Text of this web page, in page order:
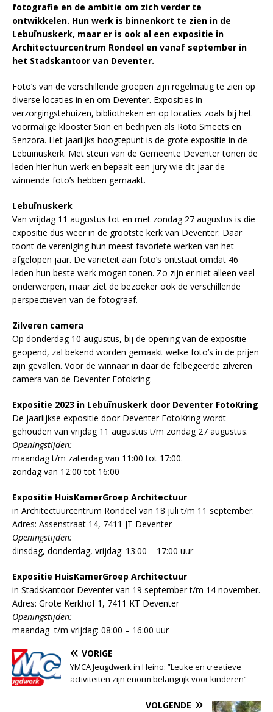
fotografie en de ambitie om zich verder te
ontwikkelen. Hun werk is binnenkort te zien in de
Lebuïnuskerk, maar er is ook al een expositie in
Architectuurcentrum Rondeel en vanaf september in
het Stadskantoor van Deventer.
Foto’s van de verschillende groepen zijn regelmatig te zien op
diverse locaties in en om Deventer. Exposities in
verzorgingstehuizen, bibliotheken en op locaties zoals bij het
voormalige klooster Sion en bedrijven als Roto Smeets en
Senzora. Het jaarlijks hoogtepunt is de grote expositie in de
Lebuinuskerk. Met steun van de Gemeente Deventer tonen de
leden hier hun werk en bepaalt een jury wie dit jaar de
winnende foto’s hebben gemaakt.
Lebuïnuskerk
Van vrijdag 11 augustus tot en met zondag 27 augustus is die
expositie dus weer in de grootste kerk van Deventer. Daar
toont de vereniging hun meest favoriete werken van het
afgelopen jaar. De variëteit aan foto’s ontstaat omdat 46
leden hun beste werk mogen tonen. Zo zijn er niet alleen veel
onderwerpen, maar ziet de bezoeker ook de verschillende
perspectieven van de fotograaf.
Zilveren camera
Op donderdag 10 augustus, bij de opening van de expositie
geopend, zal bekend worden gemaakt welke foto’s in de prijen
zijn gevallen. Voor de winnaar in daar de felbegeerde zilveren
camera van de Deventer Fotokring.
Expositie 2023 in Lebuïnuskerk door Deventer FotoKring
De jaarlijkse expositie door Deventer FotoKring wordt
gehouden van vrijdag 11 augustus t/m zondag 27 augustus.
Openingstijden:
maandag t/m zaterdag van 11:00 tot 17:00.
zondag van 12:00 tot 16:00
Expositie HuisKamerGroep Architectuur
in Architectuurcentrum Rondeel van 18 juli t/m 11 september.
Adres: Assenstraat 14, 7411 JT Deventer
Openingstijden:
dinsdag, donderdag, vrijdag: 13:00 – 17:00 uur
Expositie HuisKamerGroep Architectuur
in Stadskantoor Deventer van 19 september t/m 14 november.
Adres: Grote Kerkhof 1, 7411 KT Deventer
Openingstijden:
maandag t/m vrijdag: 08:00 – 16:00 uur
VORIGE
YMCA Jeugdwerk in Heino: ”Leuke en creatieve
activiteiten zijn enorm belangrijk voor kinderen”
VOLGENDE